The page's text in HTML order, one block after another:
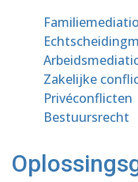
Zakelijke
Privéconflicten
Bestuursrecht